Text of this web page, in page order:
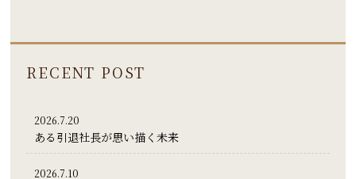
RECENT POST
2026.7.20
ある引退社長が思い描く未来
2026.7.10